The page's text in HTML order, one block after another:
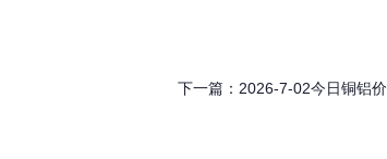
下一篇： 2026-7-02今日铜铝价